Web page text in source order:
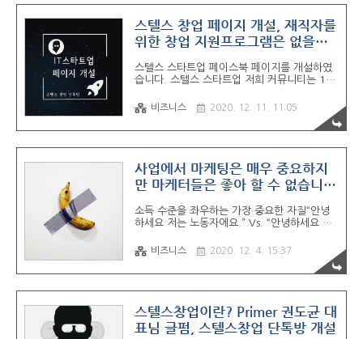
드 너무 유명하잖아요 ㅋㅋ 투자은행은 한국
주식 시장 보면 답 나오죠 ㅋㅋ 단타... 딱 그걸
느끼고 일주일이 안 되어서 지인대표님 만나니
더라고요. 제가 먼저 얘기를 꺼낸 것도 아니었
는데 그 대표님의 인사이트가 놀라웠습니다.
고생해서 다 키워도 창업자는 받아갈 수 있는
스텔스 창업 페이지 개설, 재직자를
위한 창업 지원프로그램은 없을
스텔스 스타트업 페이스북 페이지를 개설하였
습니다. 스텔스 스타트업 저희 커뮤니티는 1)
자 보다는 파트타임 창업자를 3) 타직군 보다
는 IT재직자분들을 우대합니다!!! 저희는 '열정
페이'를 주는 관계가 아니라 '품앗이'
이것만 하기에는 글이 좀 짧으니깐 오늘 나온
얘기를 조금 해드리겠습니다. 재직자를 위한
창업 지원 프로그램은 없을까요??? - 구글링을
업지원사업은 거의 없습니다. 예전에 세컨드
클럽하고 위켄드디스럽트(weekenddisrupt)
으로 알고 있고요. 대....대..
비즈니스 2020. 12. 11. 11:05
사업에서 마케팅은 매우 중요하지
만 마케터들은 좋아 할 수 없습니
소득 수준을 좌우하는 가장 중요한 자질“안녕
하세요 저는 노동자에요.” Vs. “안녕하세요 저
갑내기 작가, 용진이
(https://brunch.co.kr/@nsung) 를 만났
을 때, 저는 3주간 서울에서 지내면서
가치를 만들어 내서 성장에 기여하는 사람리더:
임플로이와 노동자를 활용해서 회사의 성장을
시스템으로 만들 수 있고, 이를 관리하고 혁신
비즈니스 2020. 12. 4. 15:37
스텔스창업이란? Primer 권도균 대
표님 글펌, 스텔스창업 단톡방 개설